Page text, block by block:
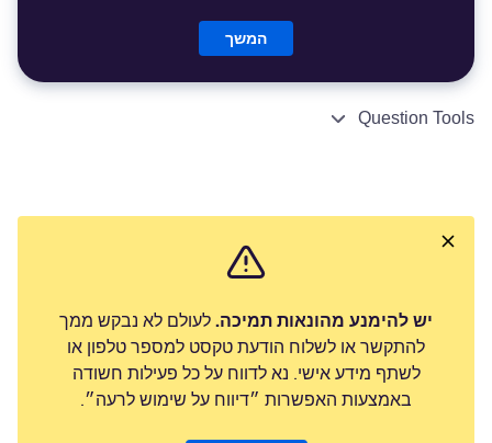
המשך
Question Tools
יש להימנע מהונאות תמיכה. לעולם לא נבקש ממך
להתקשר או לשלוח הודעת טקסט למספר טלפון או
לשתף מידע אישי. נא לדווח על כל פעילות חשודה
באמצעות האפשרות ״דיווח על שימוש לרעה״.